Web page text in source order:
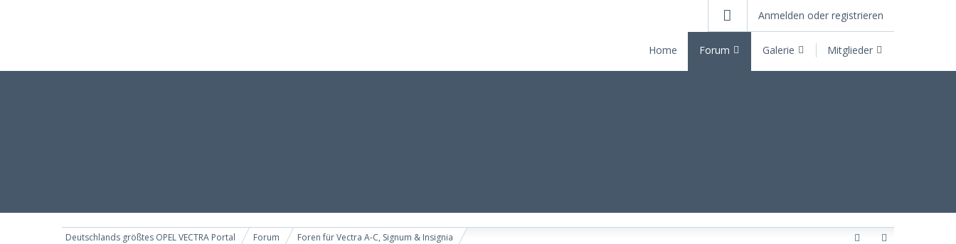
Home Forum Galerie Mitglieder
Anmelden oder registrieren
Deutschlands größtes OPEL VECTRA Portal Forum Foren für Vectra A-C, Signum & Insignia